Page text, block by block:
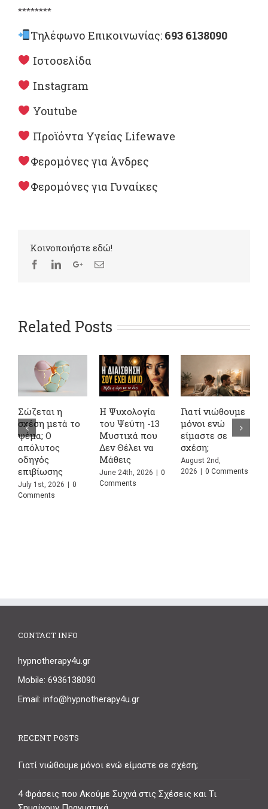
********
Τηλέφωνο Επικοινωνίας: 693 6138090
Ιστοσελίδα
Instagram
Youtube
Προϊόντα Υγείας Lifewave
Φερομόνες για Άνδρες
Φερομόνες για Γυναίκες
Kοινοποιήστε εδώ!
Related Posts
Σώζεται η
σχέση μετά το
ψέμα; Ο
απόλυτος
οδηγός
επιβίωσης
July 1st, 2026 | 0
Comments
Η Ψυχολογία
του Ψεύτη -13
Μυστικά που
Δεν Θέλει να
Μάθεις
June 24th, 2026 | 0
Comments
Γιατί νιώθουμε
μόνοι ενώ
είμαστε σε
σχέση;
August 2nd,
2026 | 0 Comments
CONTACT INFO
hypnotherapy4u.gr
Mobile: 6936138090
Email: info@hypnotherapy4u.gr
RECENT POSTS
Γιατί νιώθουμε μόνοι ενώ είμαστε σε σχέση;
4 Φράσεις που Ακούμε Συχνά στις Σχέσεις και Τι